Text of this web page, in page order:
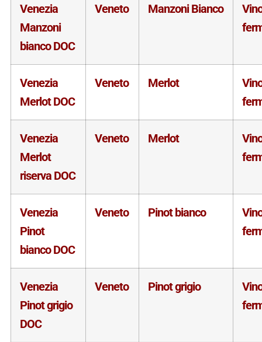
Venezia
Manzoni
bianco DOC
Veneto Manzoni Bianco
Venezia
Merlot DOC
Veneto Merlot
Venezia
Merlot
riserva DOC
Veneto Merlot
Venezia
Pinot
bianco DOC
Veneto Pinot bianco
Venezia
Pinot grigio
DOC
Veneto Pinot grigio